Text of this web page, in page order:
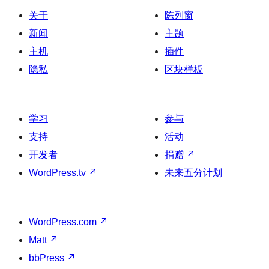
关于
新闻
主机
隐私
陈列窗
主题
插件
区块样板
学习
支持
开发者
WordPress.tv ↗
参与
活动
捐赠 ↗
未来五分计划
WordPress.com ↗
Matt ↗
bbPress ↗